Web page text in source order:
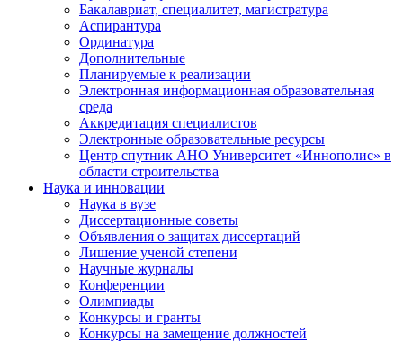
Бакалавриат, специалитет, магистратура
Аспирантура
Ординатура
Дополнительные
Планируемые к реализации
Электронная информационная образовательная
среда
Аккредитация специалистов
Электронные образовательные ресурсы
Центр спутник АНО Университет «Иннополис» в
области строительства
Наука и инновации
Наука в вузе
Диссертационные советы
Объявления о защитах диссертаций
Лишение ученой степени
Научные журналы
Конференции
Олимпиады
Конкурсы и гранты
Конкурсы на замещение должностей